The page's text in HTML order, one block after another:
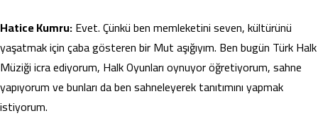
Hatice Kumru:Evet. Çünkü ben memleketini seven, kültürünü
yaşatmak için çaba gösteren bir Mut aşığıyım. Ben bugün Türk Halk
Müziği icra ediyorum, Halk Oyunları oynuyor öğretiyorum, sahne
yapıyorum ve bunları da ben sahneleyerek tanıtımını yapmak
istiyorum.